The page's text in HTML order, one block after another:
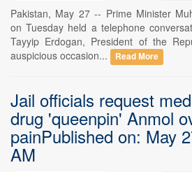
Pakistan, May 27 -- Prime Minister
on Tuesday held a telephone
Tayyip Erdogan, President of the
auspicious occasion...
Read More
Jail officials request
drug 'queenpin' Anmol
painPublished on: May
AM